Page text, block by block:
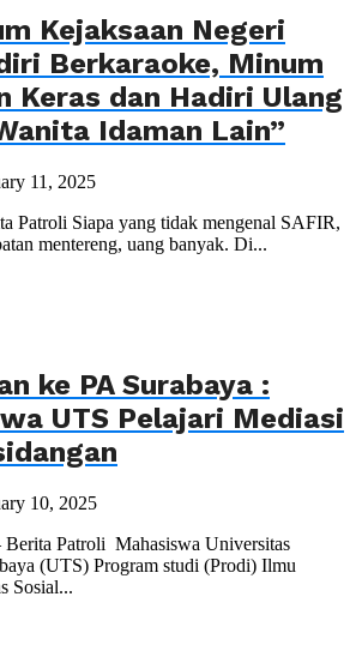
Kejaksaan Negeri
Berkaraoke, Minum
Keras dan Hadiri Ulang
Idaman Lain”
11, 2025
Patroli Siapa yang tidak mengenal SAFIR,
mentereng, uang banyak. Di...
ke PA Surabaya :
UTS Pelajari Mediasi
10, 2025
Patroli Mahasiswa Universitas
(UTS) Program studi (Prodi) Ilmu
Sosial...